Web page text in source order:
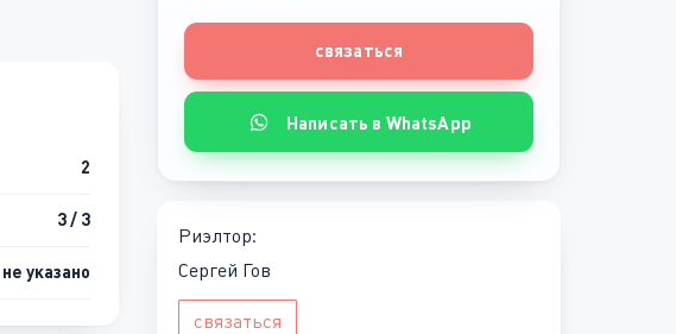
связаться
Написать в WhatsApp
Риэлтор:
Сергей Гов
связаться
2
3 / 3
не указано